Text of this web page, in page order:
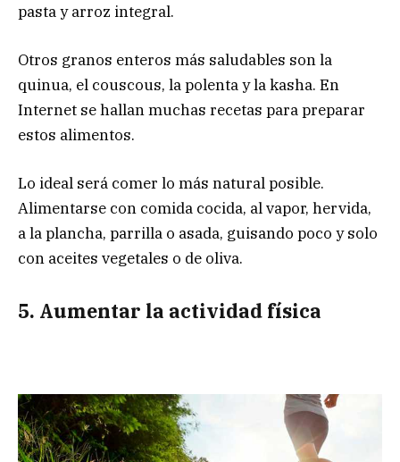
pasta y arroz integral.
Otros granos enteros más saludables son la
quinua, el couscous, la polenta y la kasha. En
Internet se hallan muchas recetas para preparar
estos alimentos.
Lo ideal será comer lo más natural posible.
Alimentarse con comida cocida, al vapor, hervida,
a la plancha, parrilla o asada, guisando poco y solo
con aceites vegetales o de oliva.
5. Aumentar la actividad física